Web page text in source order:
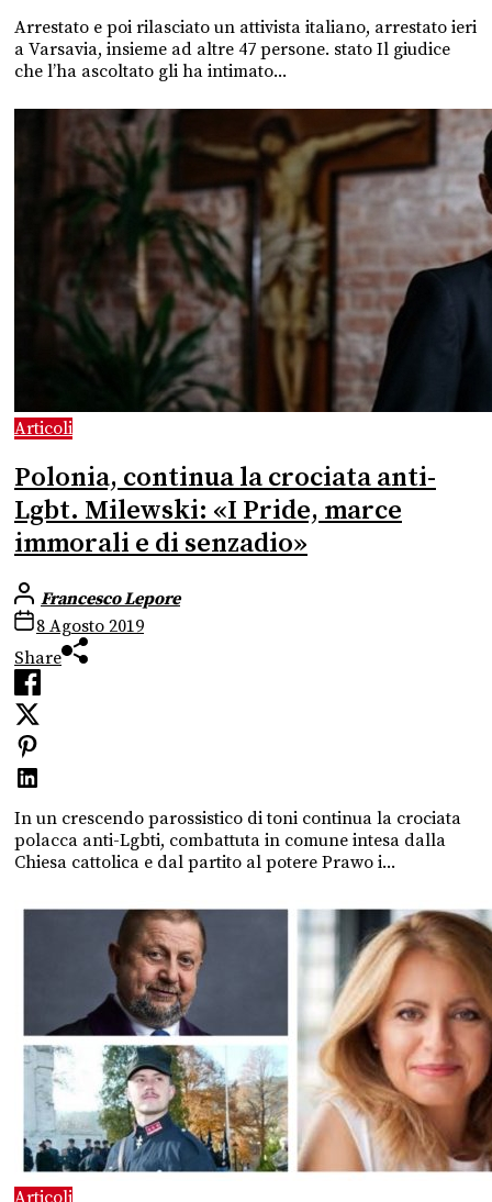
Arrestato e poi rilasciato un attivista italiano, arrestato ieri
a Varsavia, insieme ad altre 47 persone. stato Il giudice
che l’ha ascoltato gli ha intimato...
Articoli
Polonia, continua la crociata anti-
Lgbt. Milewski: «I Pride, marce
immorali e di senzadio»
Francesco Lepore
8 Agosto 2019
Share
In un crescendo parossistico di toni continua la crociata
polacca anti-Lgbti, combattuta in comune intesa dalla
Chiesa cattolica e dal partito al potere Prawo i...
Articoli